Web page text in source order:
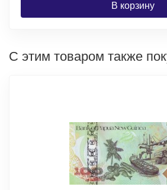
В корзину
С этим товаром также